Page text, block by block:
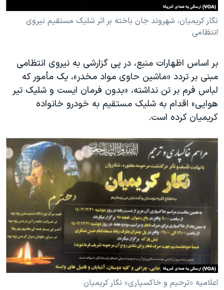
نگار کریمیان، شهروند جان باخته بر اثر شلیک مستقیم نیروی
انتظامی
بر اساس اظهارات منبع، در پی گزارشی به نیروی انتظامی
مبنی بر تردد «ماشین حاوی مواد مخدر»، یک مأمور که
لباس فرم بر تن نداشته، «بدون فرمان ایست و شلیک تیر
هوایی» اقدام به شلیک مستقیم به خودرو خانواده
کریمیان کرده است.
اعلامیه «ترحیم و خاکسپاری» نگار کریمیان